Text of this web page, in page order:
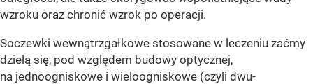
wzroku oraz chronić wzrok po operacji.
Soczewki wewnątrzgałkowe stosowane w leczeniu zaćmy
dzielą się, pod względem budowy optycznej,
na jednoogniskowe i wieloogniskowe (czyli dwu-